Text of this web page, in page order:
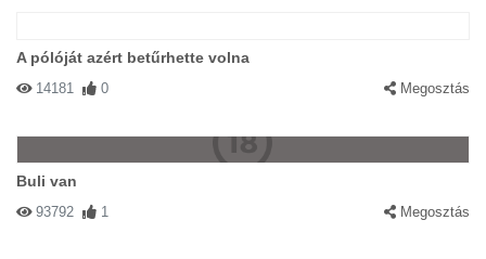
A pólóját azért betűrhette volna
14181 0 Megosztás
Buli van
93792 1 Megosztás